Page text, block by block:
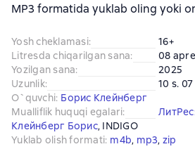
MP3 formatida yuklab oling yoki
Yosh cheklamasi:
16+
Litresda chiqarilgan sana:
08
Yozilgan sana:
2025
Uzunlik:
10 s.
O`quvchi: Борис Клейнберг
Mualliflik huquqi egalari:
Клейнберг Борис, INDIGO
Yuklab olish formati: m4b, mp3, zip